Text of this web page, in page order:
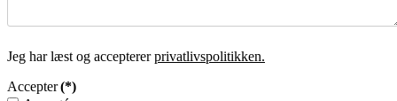
Jeg har læst og acceptererprivatlivspolitikken.
Accepter(*)